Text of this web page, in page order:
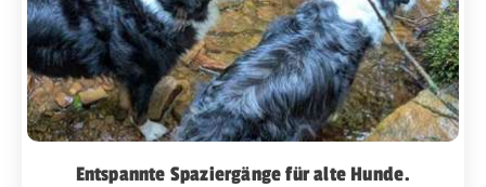
Entspannte Spaziergänge für alte Hunde.